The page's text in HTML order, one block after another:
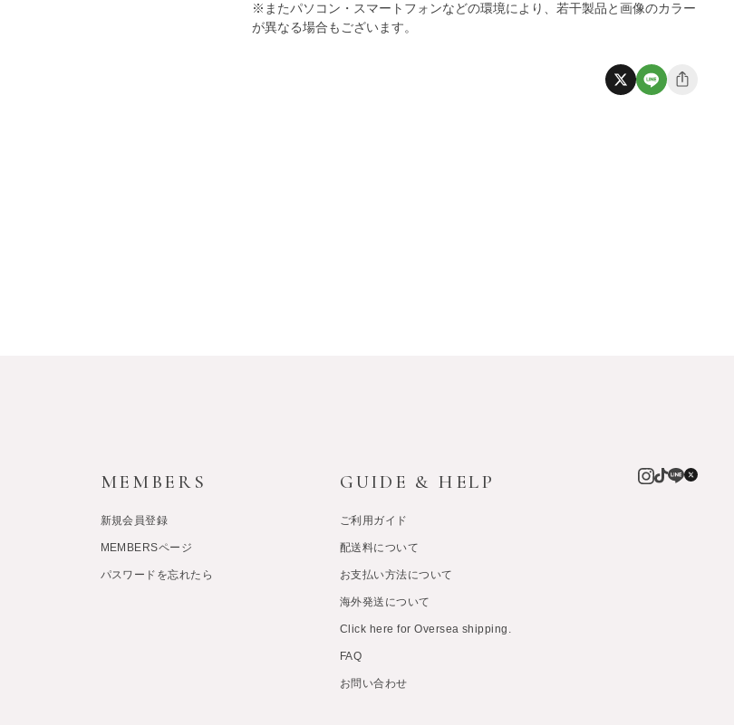
※またパソコン・スマートフォンなどの環境により、若干製品と画像のカラー
が異なる場合もございます。
MEMBERS
新規会員登録
MEMBERSページ
パスワードを忘れたら
GUIDE & HELP
ご利用ガイド
配送料について
お支払い方法について
海外発送について
Click here for Oversea shipping.
FAQ
お問い合わせ